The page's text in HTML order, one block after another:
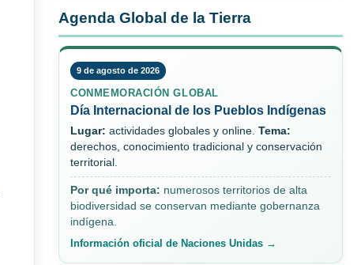
Agenda Global de la Tierra
9 de agosto de 2026
CONMEMORACIÓN GLOBAL
Día Internacional de los Pueblos Indígenas
Lugar: actividades globales y online. Tema:
derechos, conocimiento tradicional y conservación
territorial.
Por qué importa: numerosos territorios de alta
biodiversidad se conservan mediante gobernanza
indígena.
Información oficial de Naciones Unidas →